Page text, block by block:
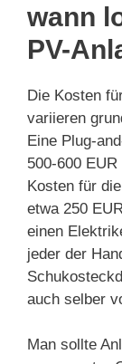
wann
PV-
Die Kosten
variieren
Eine Plug-
500-600
Kosten für
etwa 250
einen
jeder der
auch selber
Man sollte